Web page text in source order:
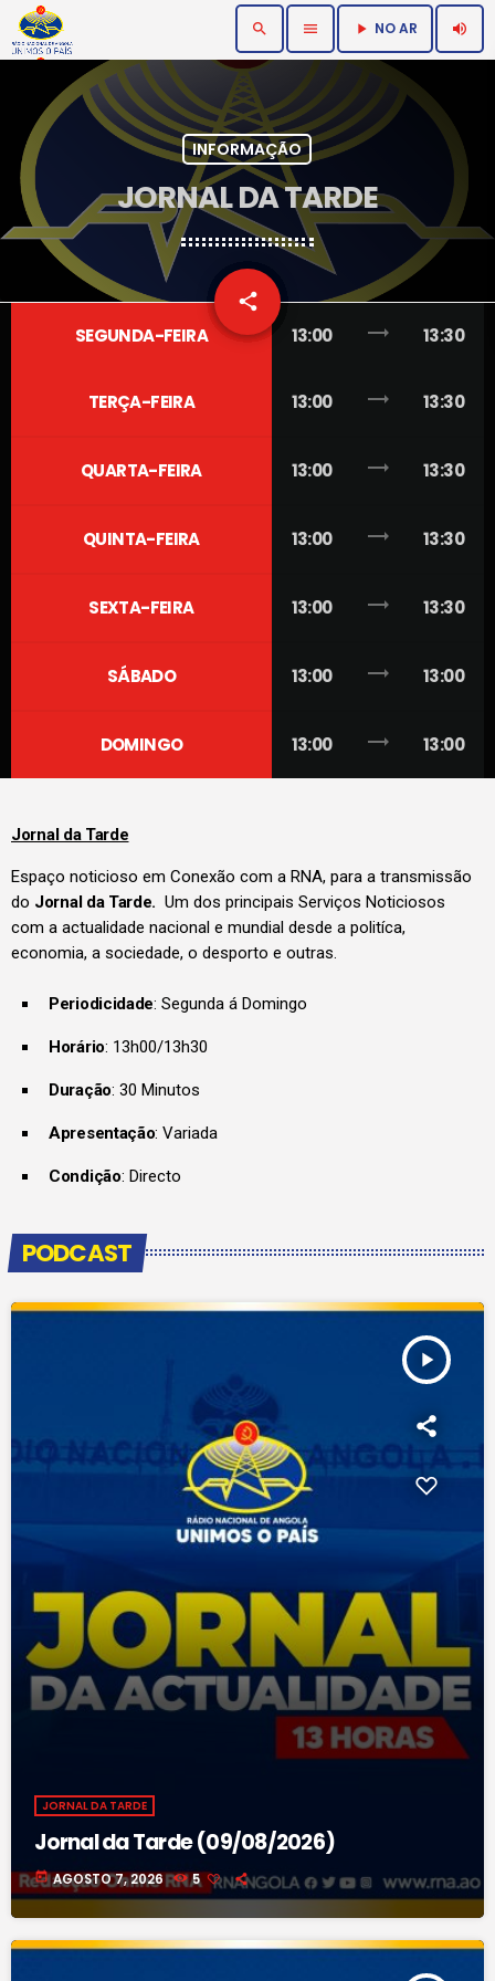
search menu play_arrow NO AR volume_up
INFORMAÇÃO
JORNAL DA TARDE
share
email
SEGUNDA-FEIRA
13:00 trending_flat 13:30
TERÇA-FEIRA 13:00 trending_flat 13:30
QUARTA-FEIRA 13:00 trending_flat 13:30
QUINTA-FEIRA 13:00 trending_flat 13:30
SEXTA-FEIRA 13:00 trending_flat 13:30
SÁBADO 13:00 trending_flat 13:00
DOMINGO 13:00 trending_flat 13:00
Jornal da Tarde
Espaço noticioso em Conexão com a RNA, para a transmissão
do Jornal da Tarde. Um dos principais Serviços Noticiosos
com a actualidade nacional e mundial desde a politíca,
economia, a sociedade, o desporto e outras.
Periodicidade: Segunda á Domingo
Horário: 13h00/13h30
Duração: 30 Minutos
Apresentação: Variada
Condição: Directo
PODCAST
play_arrow
JORNAL DA TARDE
Jornal da Tarde (09/08/2026)
today AGOSTO 7, 2026 5